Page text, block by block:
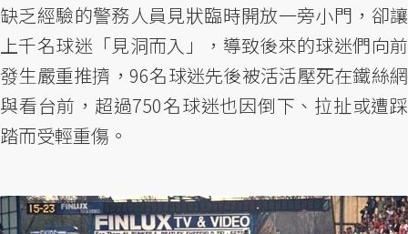
缺乏經驗的警務人員見狀臨時開放一旁小門，卻讓
上千名球迷「見洞而入」，導致後來的球迷們向前
發生嚴重推擠，96名球迷先後被活活壓死在鐵絲網
與看台前，超過750名球迷也因倒下、拉扯或遭踩
踏而受輕重傷。